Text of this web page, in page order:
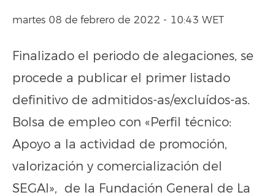
martes 08 de febrero de 2022 - 10:43 WET
Finalizado el periodo de alegaciones, se
procede a publicar el primer listado
definitivo de admitidos-as/excluídos-as.
Bolsa de empleo con «Perfil técnico:
Apoyo a la actividad de promoción,
valorización y comercialización del
SEGAI», de la Fundación General de La